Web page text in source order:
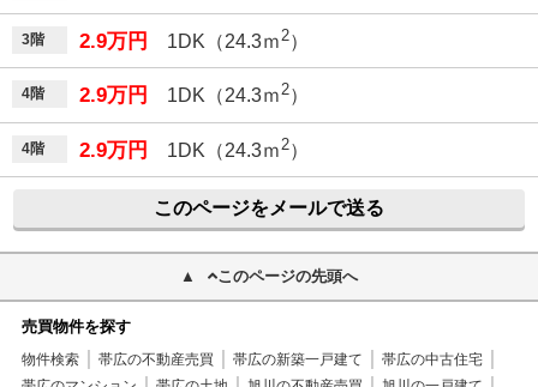
3階 2.9万円 1DK（24.3ｍ 2）
4階 2.9万円 1DK（24.3ｍ2）
4階 2.9万円 1DK（24.3ｍ 2）
このページをメールで送る
このページの先頭へ
売買物件を探す
物件検索 帯広の不動産売買 帯広の新築一戸建て
帯広の中古住宅